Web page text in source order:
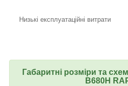
Низькі експлуатаційні витрати
Габаритні розміри та
B680H